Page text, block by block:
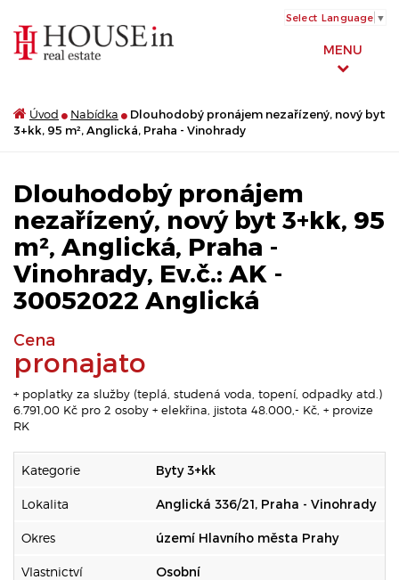
MENU
Select Language ▼
Úvod Nabídka
Dlouhodobý pronájem nezařízený, nový byt
3+kk, 95 m², Anglická, Praha - Vinohrady
Dlouhodobý pronájem
nezařízený, nový byt 3+kk, 95
m², Anglická, Praha -
Vinohrady, Ev.č.: AK -
30052022 Anglická
Cena
pronajato
+ poplatky za služby (teplá, studená voda, topení, odpadky atd.)
6.791,00 Kč pro 2 osoby + elekřina, jistota 48.000,- Kč, + provize
RK
Kategorie Byty 3+kk
Lokalita Anglická 336/21, Praha - Vinohrady
Okres území Hlavního města Prahy
Vlastnictví Osobní